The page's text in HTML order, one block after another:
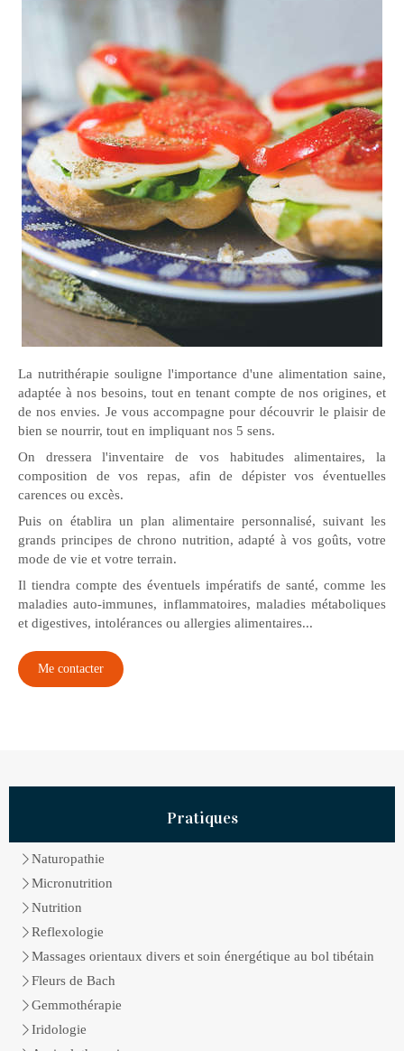
La nutrithérapie souligne l'importance d'une alimentation saine,
adaptée à nos besoins, tout en tenant compte de nos origines, et
de nos envies. Je vous accompagne pour découvrir le plaisir de
bien se nourrir, tout en impliquant nos 5 sens.
On dressera l'inventaire de vos habitudes alimentaires, la
composition de vos repas, afin de dépister vos éventuelles
carences ou excès.
Puis on établira un plan alimentaire personnalisé, suivant les
grands principes de chrono nutrition, adapté à vos goûts, votre
mode de vie et votre terrain.
Il tiendra compte des éventuels impératifs de santé, comme les
maladies auto-immunes, inflammatoires, maladies métaboliques
et digestives, intolérances ou allergies alimentaires...
Me contacter
Pratiques
Naturopathie
Micronutrition
Nutrition
Reflexologie
Massages orientaux divers et soin énergétique au bol tibétain
Fleurs de Bach
Gemmothérapie
Iridologie